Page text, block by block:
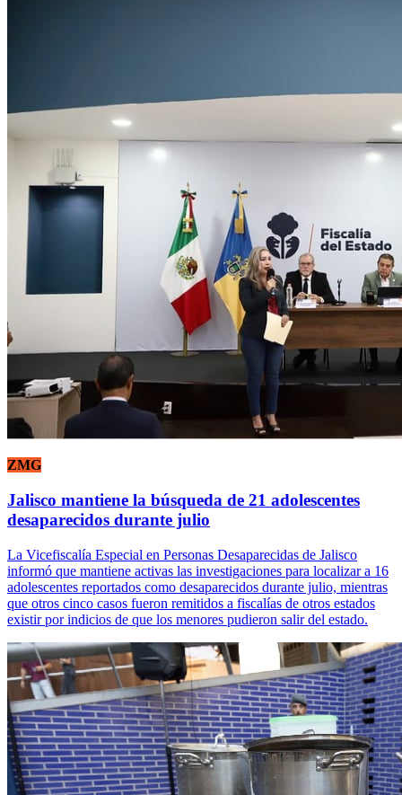
ZMG
Jalisco mantiene la búsqueda de 21 adolescentes
desaparecidos durante julio
La Vicefiscalía Especial en Personas Desaparecidas de Jalisco
informó que mantiene activas las investigaciones para localizar a 16
adolescentes reportados como desaparecidos durante julio, mientras
que otros cinco casos fueron remitidos a fiscalías de otros estados
existir por indicios de que los menores pudieron salir del estado.